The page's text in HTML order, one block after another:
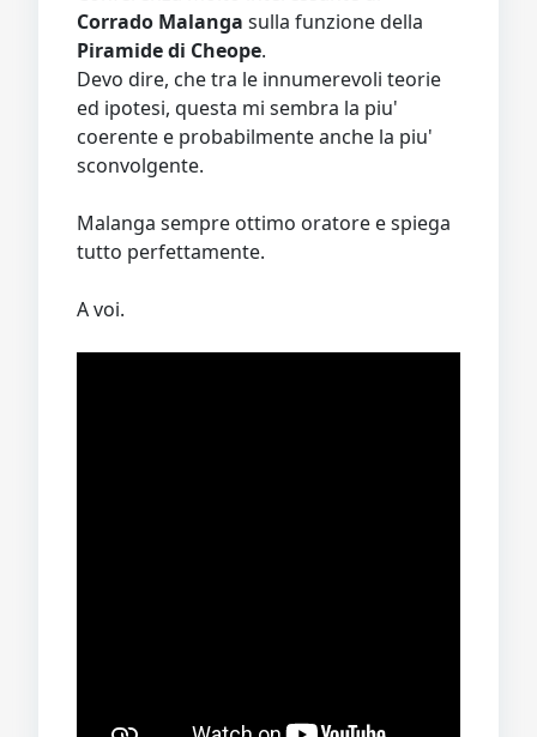
Corrado Malanga sulla funzione della
Piramide di Cheope.
Devo dire, che tra le innumerevoli teorie
ed ipotesi, questa mi sembra la piu'
coerente e probabilmente anche la piu'
sconvolgente.
Malanga sempre ottimo oratore e spiega
tutto perfettamente.
A voi.